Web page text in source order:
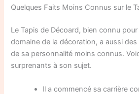
Quelques Faits Moins Connus sur le
Le Tapis de Décoard, bien connu
domaine de la décoration, a aussi
de sa personnalité moins connus.
surprenants à son sujet.
Il a commencé sa carrière